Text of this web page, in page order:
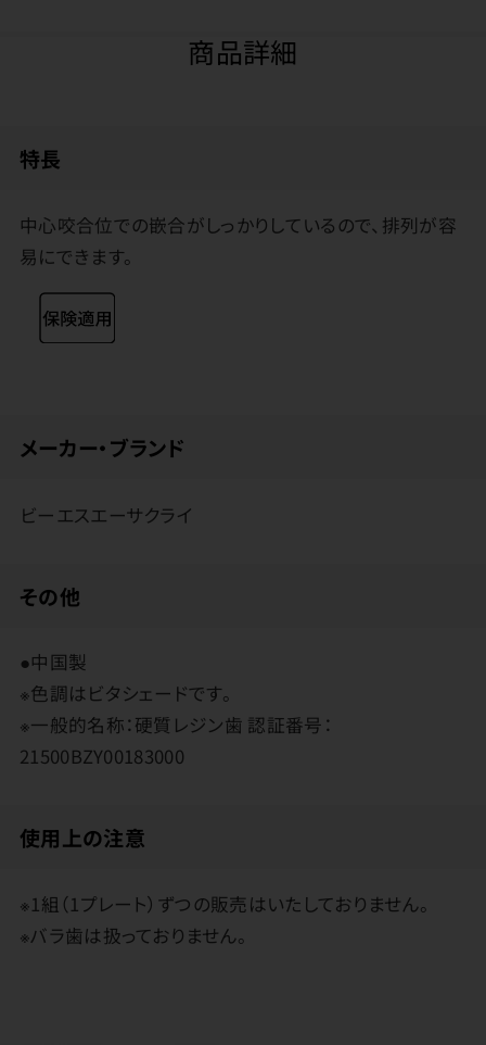
商品詳細
特長
中心咬合位での嵌合がしっかりしているので、排列が容
易にできます。
メーカー・ブランド
ビーエスエーサクライ
その他
●中国製
※色調はビタシェードです。
※一般的名称：硬質レジン歯 認証番号：
21500BZY00183000
使用上の注意
※1組（1プレート）ずつの販売はいたしておりません。
※バラ歯は扱っておりません。